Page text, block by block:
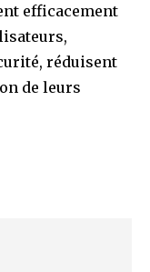
efficacement
réduisent
de leurs